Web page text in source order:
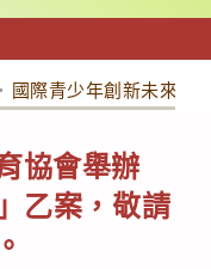
國際青少年創新未來教
協會舉辦
乙案，敬請